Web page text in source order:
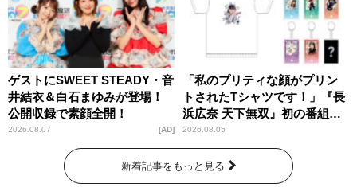
ゲストにSWEET STEADY・音
井結衣＆白石まゆみが登場！
公開収録で素顔全開！
2026.08.07 AD
「私のプリティな顔がプリン
トされたTシャツです！」『長
浜広奈 天下無双』初の番組グ
ッズ発売
2026.08.05
新着記事をもっと見る